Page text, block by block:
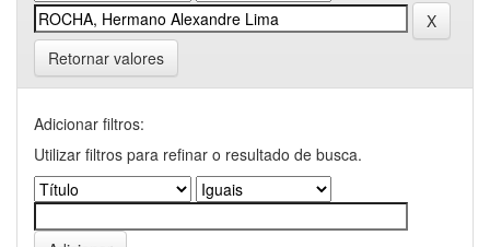
Retornar valores
Adicionar filtros:
Utilizar filtros para refinar o resultado de busca.